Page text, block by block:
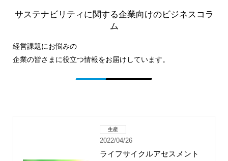
サステナビリティに関する企業向けのビジネスコラ
ム
経営課題にお悩みの
企業の皆さまに役立つ情報をお届けしています。
生産
2022/04/26
ライフサイクルアセスメント